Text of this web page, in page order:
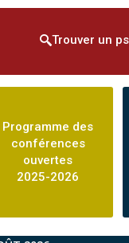
Trouver un
Programme des
conférences
ouvertes
2025-2026